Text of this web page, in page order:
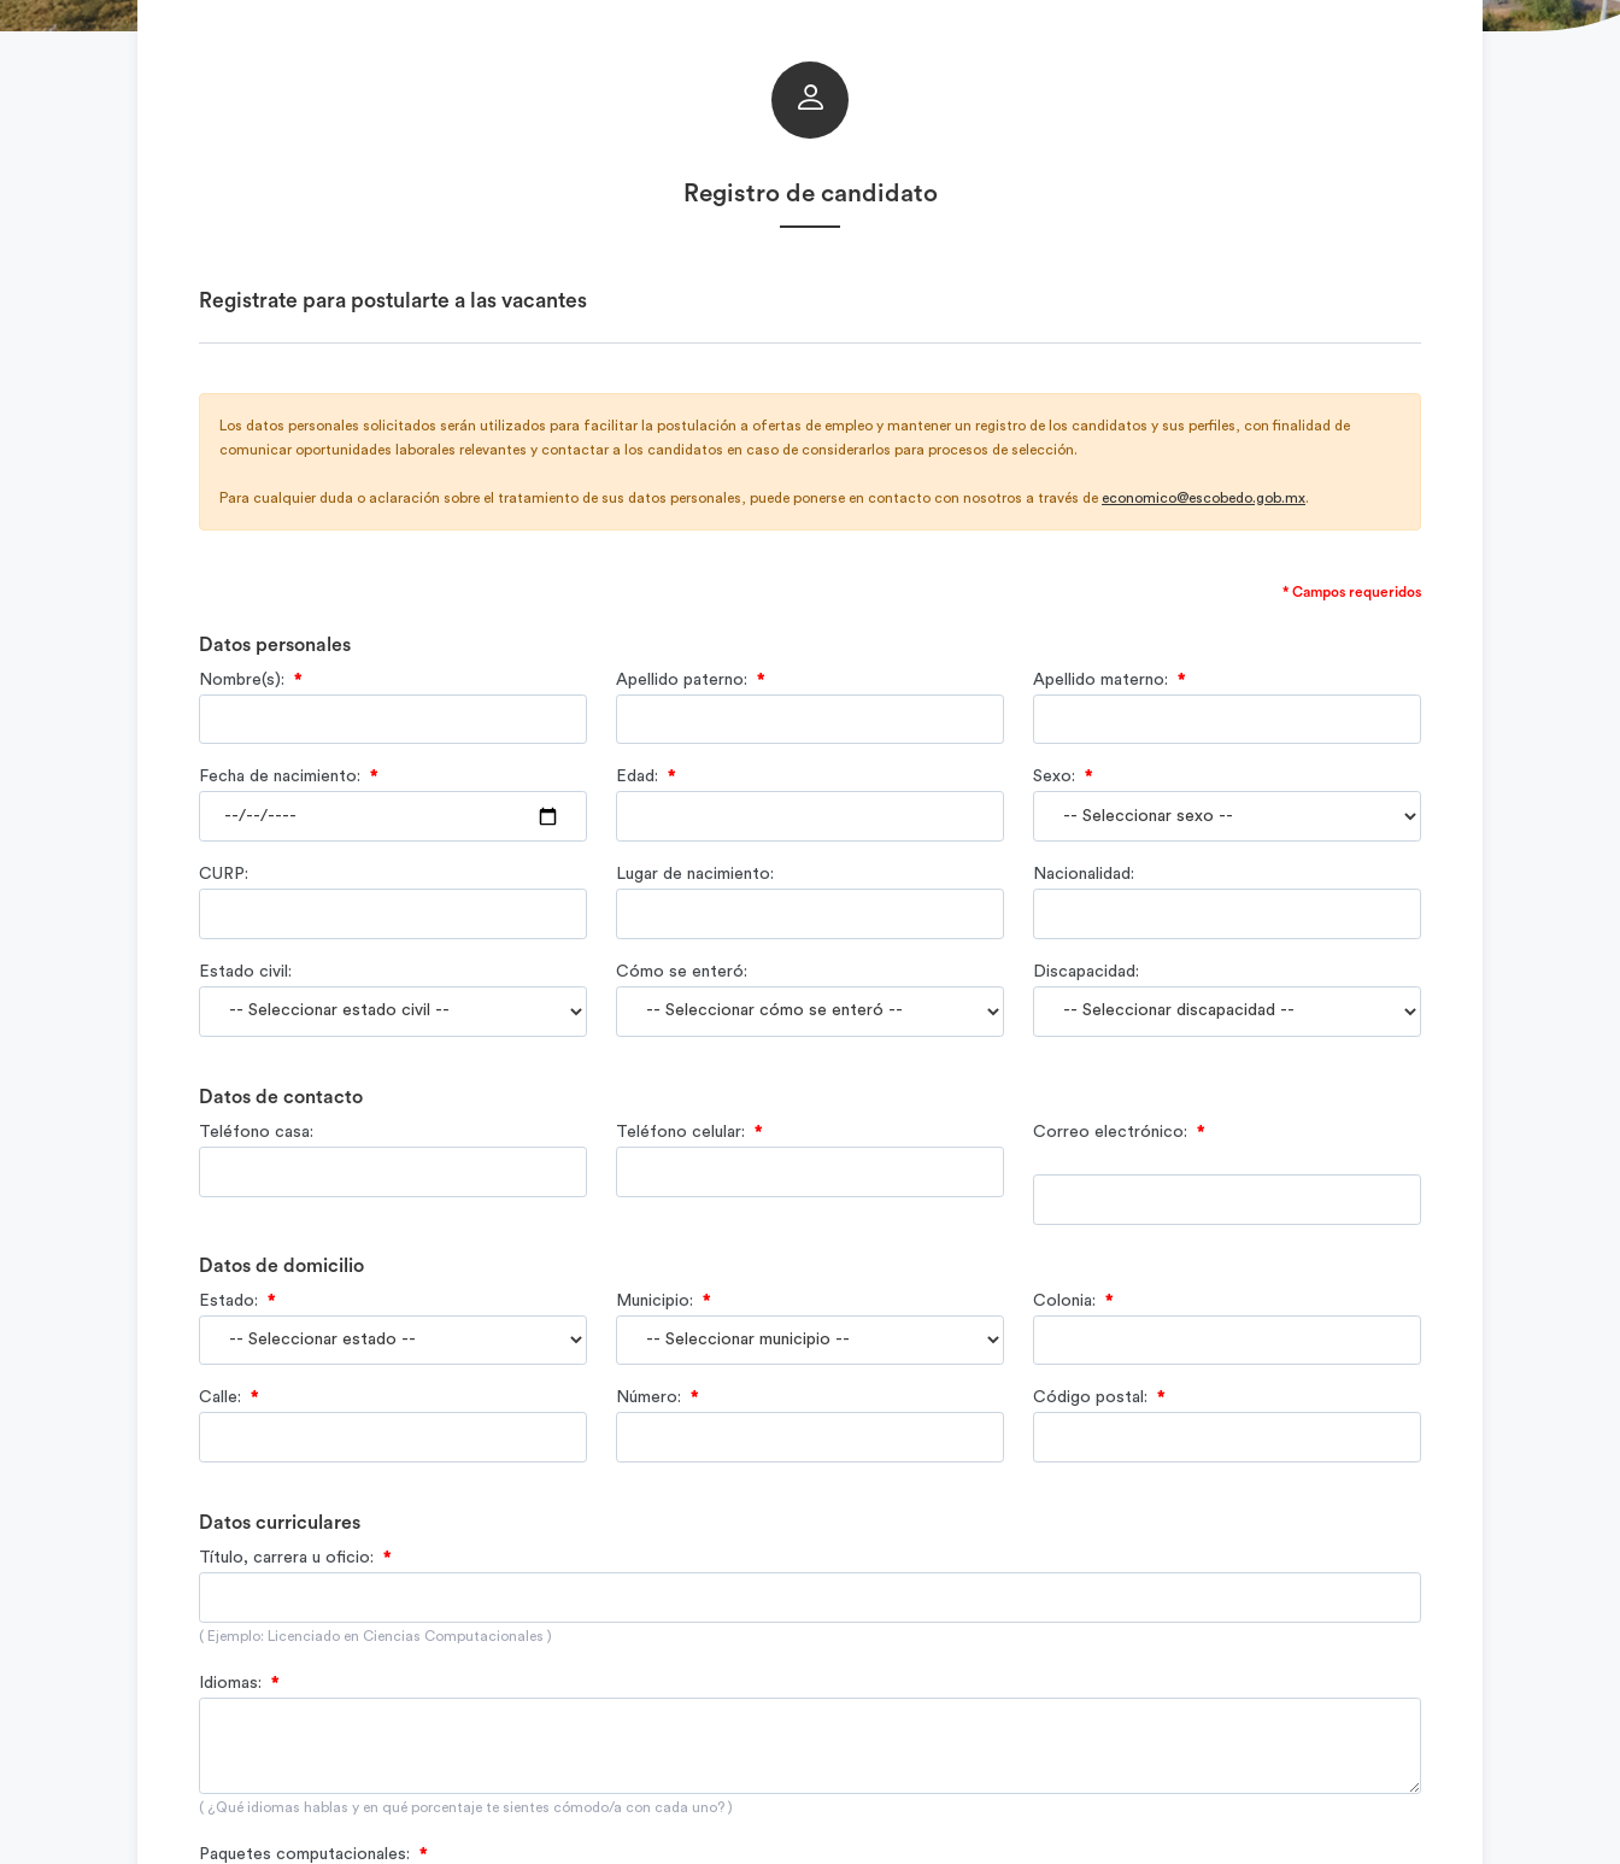
Registro de candidato
Registrate para postularte a las vacantes
Los datos personales solicitados serán utilizados para facilitar la postulación a ofertas de empleo y mantener un registro de los candidatos y sus perfiles, con finalidad de
comunicar oportunidades laborales relevantes y contactar a los candidatos en caso de considerarlos para procesos de selección.
Para cualquier duda o aclaración sobre el tratamiento de sus datos personales, puede ponerse en contacto con nosotros a través de economico@escobedo.gob.mx.
* Campos requeridos
Datos personales
Nombre(s): * Apellido paterno: * Apellido materno: *
Fecha de nacimiento: * Edad: * Sexo: *
CURP: Lugar de nacimiento: Nacionalidad:
Estado civil: Cómo se enteró: Discapacidad:
Datos de contacto
Teléfono casa: Teléfono celular: * Correo electrónico: *
Datos de domicilio
Estado: * Municipio: * Colonia: *
Calle: * Número: * Código postal: *
Datos curriculares
Título, carrera u oficio: *
( Ejemplo: Licenciado en Ciencias Computacionales )
Idiomas: *
( ¿Qué idiomas hablas y en qué porcentaje te sientes cómodo/a con cada uno? )
Paquetes computacionales: *